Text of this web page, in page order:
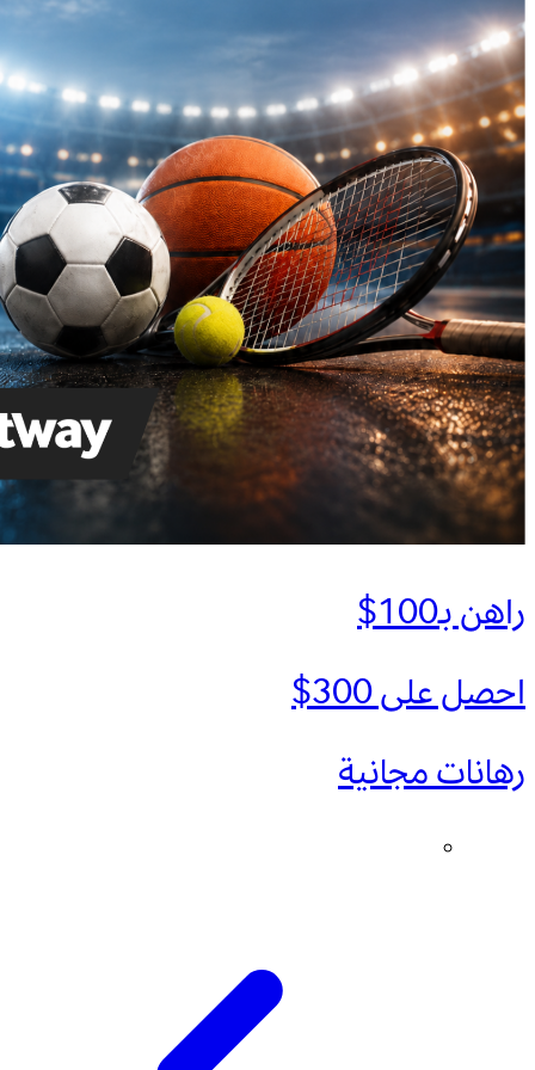
راهن بـ100$
احصل على 300$
رهانات مجانية